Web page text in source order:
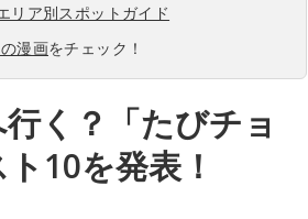
リア別スポットガイド
漫画をチェック！
く？「たびチョ
10を発表！